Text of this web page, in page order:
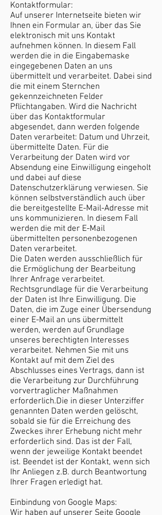
Kontaktformular:
Auf unserer Internetseite bieten wir
Ihnen ein Formular an, über das Sie
elektronisch mit uns Kontakt
aufnehmen können. In diesem Fall
werden die in die Eingabemaske
eingegebenen Daten an uns
übermittelt und verarbeitet. Dabei sind
die mit einem Sternchen
gekennzeichneten Felder
Pflichtangaben. Wird die Nachricht
über das Kontaktformular
abgesendet, dann werden folgende
Daten verarbeitet: Datum und Uhrzeit,
übermittelte Daten. Für die
Verarbeitung der Daten wird vor
Absendung eine Einwilligung eingeholt
und dabei auf diese
Datenschutzerklärung verwiesen. Sie
können selbstverständlich auch über
die bereitgestellte E-Mail-Adresse mit
uns kommunizieren. In diesem Fall
werden die mit der E-Mail
übermittelten personenbezogenen
Daten verarbeitet.
Die Daten werden ausschließlich für
die Ermöglichung der Bearbeitung
Ihrer Anfrage verarbeitet.
Rechtsgrundlage für die Verarbeitung
der Daten ist Ihre Einwilligung. Die
Daten, die im Zuge einer Übersendung
einer E-Mail an uns übermittelt
werden, werden auf Grundlage
unseres berechtigten Interesses
verarbeitet. Nehmen Sie mit uns
Kontakt auf mit dem Ziel des
Abschlusses eines Vertrags, dann ist
die Verarbeitung zur Durchführung
vorvertraglicher Maßnahmen
erforderlich.Die in dieser Unterziffer
genannten Daten werden gelöscht,
sobald sie für die Erreichung des
Zweckes ihrer Erhebung nicht mehr
erforderlich sind. Das ist der Fall,
wenn der jeweilige Kontakt beendet
ist. Beendet ist der Kontakt, wenn sich
Ihr Anliegen z.B. durch Beantwortung
Ihrer Fragen erledigt hat.
Einbindung von Google Maps:
Wir haben auf unserer Seite Google